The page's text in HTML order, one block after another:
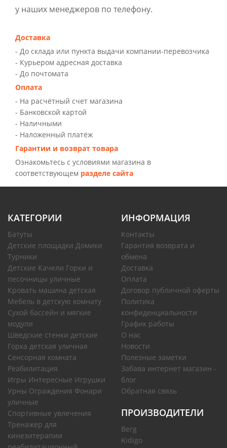
у наших менеджеров по телефону.
Доставка
- До склада или пункта выдачи компании-перевозчика
- Курьером адресная доставка
- До почтомата
Оплата
- На расчётный счет магазина
- Банковской картой
- Наличными
- Наложенный платёж
Гарантии и возврат товара
Ознакомьтесь с условиями магазина в
соответствующем разделе сайта
КАТЕГОРИИ
Батуты
Детские площадки Домики
Турники
Детские Качели Горки и
песочницы уличные
Кровать машина детская
Мебель в детскую комнату
Сухой бассейн и мягкие
модули
Шведские стенки детские
Горка детская уличная
Сенсорная комната
Реабилитация
Игры Интересные Игрушки
Урны Ограждения Фонари
уличные
Спортивные увлечения
Тренажер для
кинезитерапии
ИНФОРМАЦИЯ
Контакты
Гарантия возврата и
обмена
Доставка
Оплата
Договор публичной оферты
Политика
конфиденциальности
График работы
О нас
Новости
Полезные заметки
Забава интернет магазин -
блог
Обратная связь
ПРОИЗВОДИТЕЛИ
Berg
Kidigo